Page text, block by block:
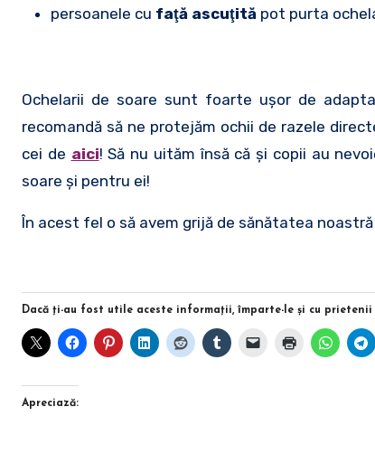
persoanele cu faţă ascuţită pot purta
Ochelarii de soare sunt foarte uşor de
recomandă să ne protejăm ochii de razele
cei de aici! Să nu uităm însă că şi copii au
soare şi pentru ei!
În acest fel o să avem grijă de sănătatea
Dacă ţi-au fost utile aceste informaţii, împarte-le şi cu
Apreciază: